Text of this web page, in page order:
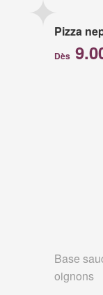
Pizza
Dès
Base
oignons